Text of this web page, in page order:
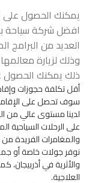
يمكنك الحصول على
افضل شركة سياحة
العديد من البرامج
وذلك لزيارة
ذلك يمكنك الحصول
أقل تكلفة حجوزات
سوف تحصل على الإقامة
لدينا مستوى عالي
على الرحلات السياحية
والمغامرات الفريدة
نوفر جولات خاصة أو
والأثرية في أذربيجان،
العلاجية.